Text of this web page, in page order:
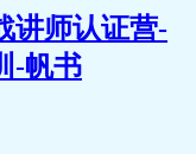
讲师认证营-
-帆书